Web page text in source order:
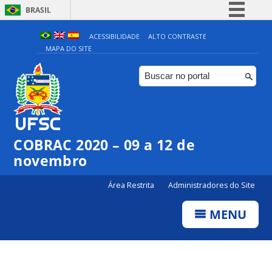
BRASIL
Simplifique!
Comunica BR
Participe
ACESSIBILIDADE
ALTO CONTRASTE
MAPA DO SITE
COBRAC 2020 – 09 a 12 de
novembro
Área Restrita Administradores do Site
MENU